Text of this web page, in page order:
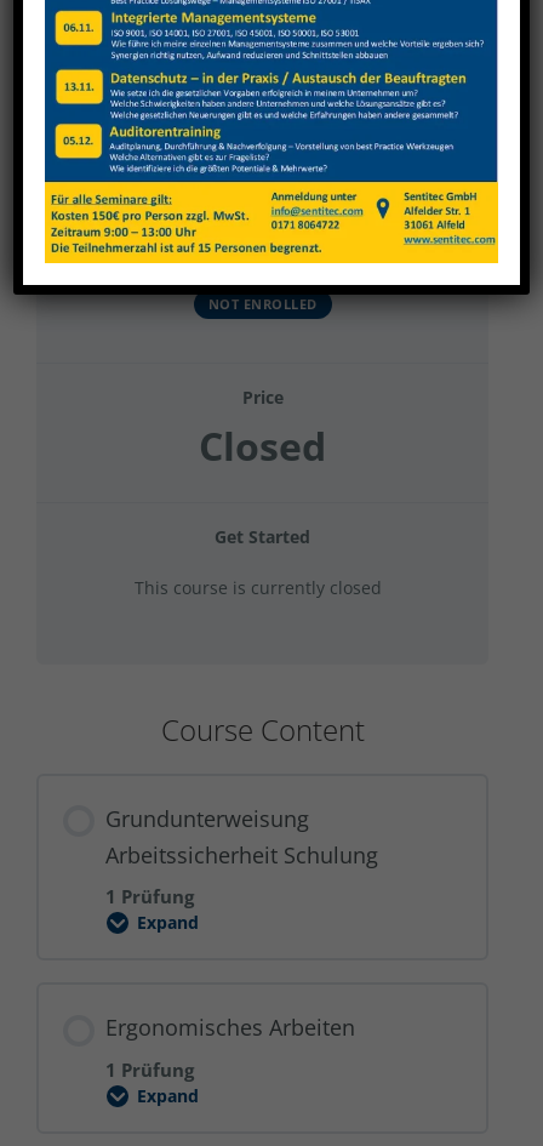
View
Larger
Image
Gehring 2023 Gruppe 17
Current Status
NOT ENROLLED
Price
Closed
Get Started
This course is currently closed
Course Content
Grundunterweisung
Arbeitssicherheit Schulung
1 Prüfung
Expand
Grundunterweisung
Ergonomisches Arbeiten
1 Prüfung
Expand
Ergonomisches